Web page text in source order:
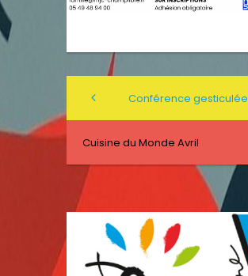
Conférence gesticulée
Cuisine du Monde Avril